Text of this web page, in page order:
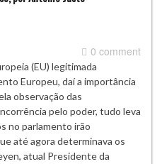
0 comment
(EU) legitimada
Europeu, daí a importância
observação das
pelo poder, tudo leva
no parlamento irão
até agora determinava os
atual Presidente da